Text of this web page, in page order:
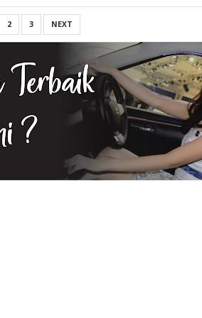
2 3 NEXT